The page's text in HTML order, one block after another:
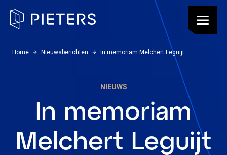
Pieters, terug naar de homepagina
Menu
U bevindt zich hier:
Home Nieuwsberichten In memoriam Melchert Leguijt
NIEUWS
In memoriam
Melchert Leguijt